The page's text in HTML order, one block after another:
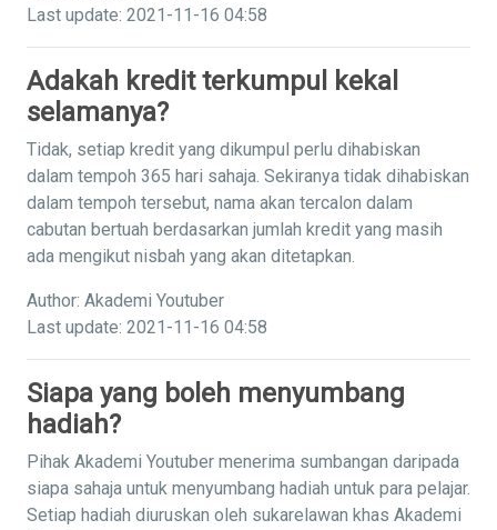
Last update: 2021-11-16 04:58
Adakah kredit terkumpul kekal
selamanya?
Tidak, setiap kredit yang dikumpul perlu dihabiskan
dalam tempoh 365 hari sahaja. Sekiranya tidak dihabiskan
dalam tempoh tersebut, nama akan tercalon dalam
cabutan bertuah berdasarkan jumlah kredit yang masih
ada mengikut nisbah yang akan ditetapkan.
Author: Akademi Youtuber
Last update: 2021-11-16 04:58
Siapa yang boleh menyumbang
hadiah?
Pihak Akademi Youtuber menerima sumbangan daripada
siapa sahaja untuk menyumbang hadiah untuk para pelajar.
Setiap hadiah diuruskan oleh sukarelawan khas Akademi